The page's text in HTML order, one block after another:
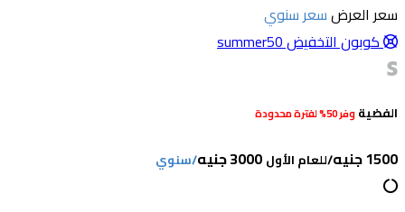
سعر العرضسعر سنوي
كوبون التخفيض summer50
الفضية وفر 50% لفترة محدودة
1500 جنيه /للعام الأول 3000 جنيه /سنوي